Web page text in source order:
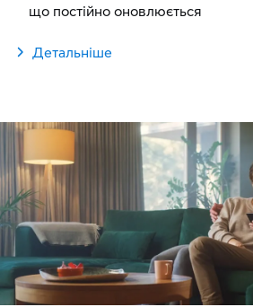
що постійно оновлюється
Детальніше